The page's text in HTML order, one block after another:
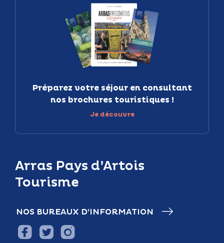
Arras Pays d’Artois
Tourisme
NOS BUREAUX D’INFORMATION
Préparez votre séjour en consultant
nos brochures touristiques !
Je découvre